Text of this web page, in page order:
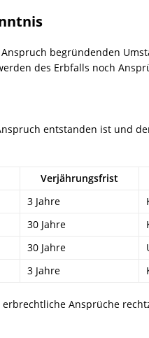
begründenden
des Erbfalls noch
entstanden ist und
Verjährungsfrist
3 Jahre
30 Jahre
30 Jahre
3 Jahre
Ansprüche